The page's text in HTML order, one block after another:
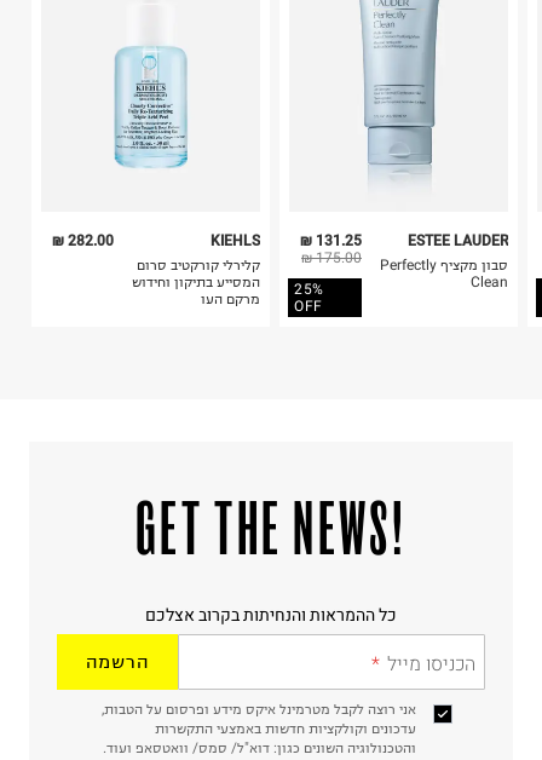
282.00 ₪
KIEHLS
קלירלי קורקטיב סרום
המסייע בתיקון וחידוש
מרקם העו
131.25 ₪
175.00 ₪
25%
OFF
ESTEE LAUDER
סבון מקציף Perfectly
Clean
!GET THE NEWS
כל ההמראות והנחיתות בקרוב אצלכם
הכניסו מייל הרשמה
אני רוצה לקבל מטרמינל איקס מידע ופרסום על הטבות,
עדכונים וקולקציות חדשות באמצעי התקשרות
והטכנולוגיה השונים כגון: דוא"ל/ סמס/ וואטסאפ ועוד.